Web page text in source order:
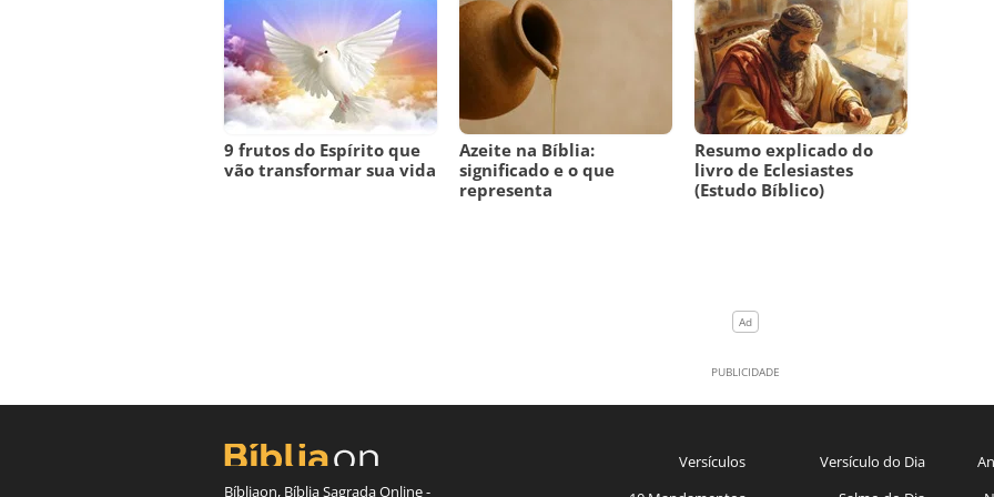
9 frutos do Espírito que
vão transformar sua vida
Azeite na Bíblia:
significado e o que
representa
Resumo explicado do
livro de Eclesiastes
(Estudo Bíblico)
Bíbliaon, Bíblia Sagrada Online -
Versículos
Versículo do Dia